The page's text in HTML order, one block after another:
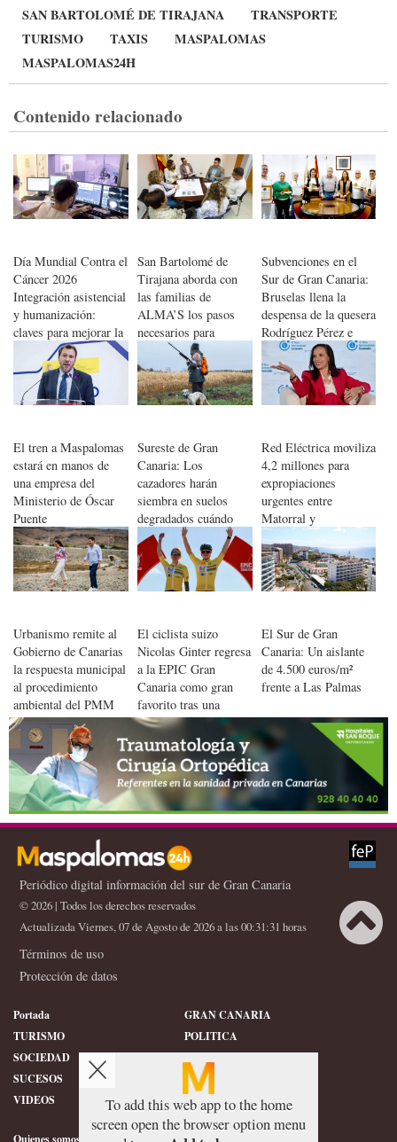
SAN BARTOLOMÉ DE TIRAJANA
TRANSPORTE
TURISMO
TAXIS
MASPALOMAS
MASPALOMAS24H
Contenido relacionado
Día Mundial Contra el
Cáncer 2026
Integración asistencial
y humanización:
claves para mejorar la
atención oncológica
San Bartolomé de
Tirajana aborda con
las familias de
ALMA’S los pasos
necesarios para
ampliar las plazas de
atención a personas
con Alzheimer
Subvenciones en el
Sur de Gran Canaria:
Bruselas llena la
despensa de la quesera
Rodríguez Pérez e
Hijos
El tren a Maspalomas
estará en manos de
una empresa del
Ministerio de Óscar
Puente
Sureste de Gran
Canaria: Los
cazadores harán
siembra en suelos
degradados cuándo
busquen sus 'piezas'
Red Eléctrica moviliza
4,2 millones para
expropiaciones
urgentes entre
Matorral y
Maspalomas
Urbanismo remite al
Gobierno de Canarias
la respuesta municipal
al procedimiento
ambiental del PMM
del Veril
El ciclista suizo
Nicolas Ginter regresa
a la EPIC Gran
Canaria como gran
favorito tras una
temporada de éxitos
El Sur de Gran
Canaria: Un aislante
de 4.500 euros/m²
frente a Las Palmas
Periódico digital información del sur de Gran Canaria
© 2026 | Todos los derechos reservados
Actualizada Viernes, 07 de Agosto de 2026 a las 00:31:31 horas
Términos de uso
Protección de datos
Portada
GRAN CANARIA
TURISMO
POLITICA
SOCIEDAD
DEPORTES
SUCESOS
HISTORIA
VIDEOS
CONFIDENCIAL
Quienes somos SERVICIOS
To add this web app to the home
screen open the browser option menu